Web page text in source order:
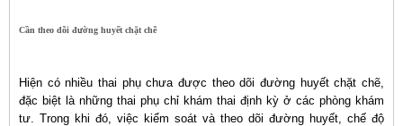
Cần theo dõi đường huyết chặt chẽ
Hiện có nhiều thai phụ chưa được theo dõi đường huyết chặt chẽ,
đặc biệt là những thai phụ chỉ khám thai định kỳ ở các phòng khám
tư. Trong khi đó, việc kiểm soát và theo dõi đường huyết, chế độ